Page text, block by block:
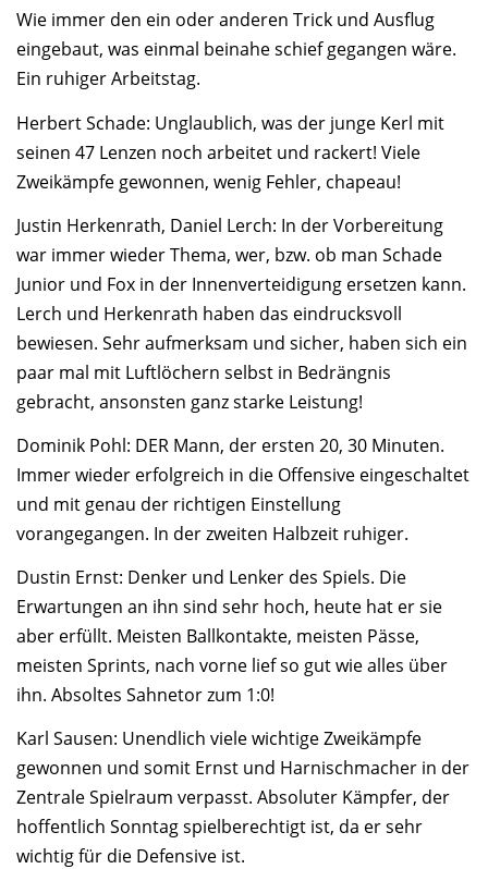
Wie immer den ein oder anderen Trick und Ausflug
eingebaut, was einmal beinahe schief gegangen wäre.
Ein ruhiger Arbeitstag.
Herbert Schade: Unglaublich, was der junge Kerl mit
seinen 47 Lenzen noch arbeitet und rackert! Viele
Zweikämpfe gewonnen, wenig Fehler, chapeau!
Justin Herkenrath, Daniel Lerch: In der Vorbereitung
war immer wieder Thema, wer, bzw. ob man Schade
Junior und Fox in der Innenverteidigung ersetzen kann.
Lerch und Herkenrath haben das eindrucksvoll
bewiesen. Sehr aufmerksam und sicher, haben sich ein
paar mal mit Luftlöchern selbst in Bedrängnis
gebracht, ansonsten ganz starke Leistung!
Dominik Pohl: DER Mann, der ersten 20, 30 Minuten.
Immer wieder erfolgreich in die Offensive eingeschaltet
und mit genau der richtigen Einstellung
vorangegangen. In der zweiten Halbzeit ruhiger.
Dustin Ernst: Denker und Lenker des Spiels. Die
Erwartungen an ihn sind sehr hoch, heute hat er sie
aber erfüllt. Meisten Ballkontakte, meisten Pässe,
meisten Sprints, nach vorne lief so gut wie alles über
ihn. Absoltes Sahnetor zum 1:0!
Karl Sausen: Unendlich viele wichtige Zweikämpfe
gewonnen und somit Ernst und Harnischmacher in der
Zentrale Spielraum verpasst. Absoluter Kämpfer, der
hoffentlich Sonntag spielberechtigt ist, da er sehr
wichtig für die Defensive ist.